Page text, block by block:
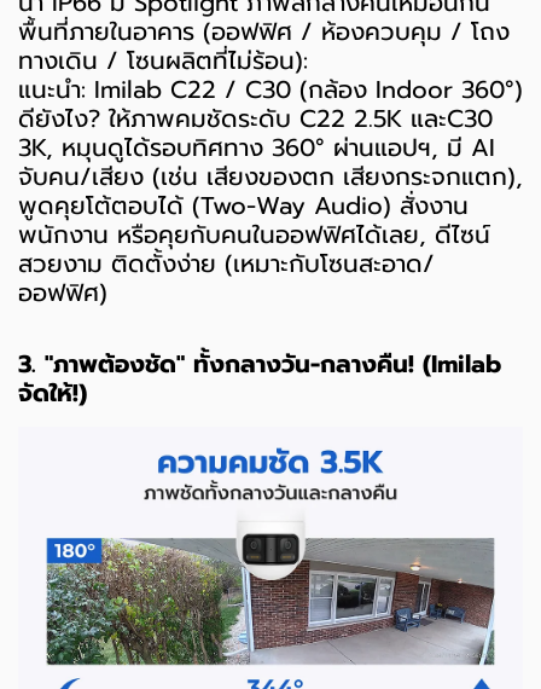
พื้นที่ภายในอาคาร (ออฟฟิศ / ห้องควบคุม / โถง
ทางเดิน / โซนผลิตที่ไม่ร้อน):
แนะนำ: Imilab C22 / C30 (กล้อง Indoor 360°)
ดียังไง? ให้ภาพคมชัดระดับ C22 2.5K และC30
3K, หมุนดูได้รอบทิศทาง 360° ผ่านแอปฯ, มี AI
จับคน/เสียง (เช่น เสียงของตก เสียงกระจกแตก),
พูดคุยโต้ตอบได้ (Two-Way Audio) สั่งงาน
พนักงาน หรือคุยกับคนในออฟฟิศได้เลย, ดีไซน์
สวยงาม ติดตั้งง่าย (เหมาะกับโซนสะอาด/
ออฟฟิศ)
3. "ภาพต้องชัด" ทั้งกลางวัน-กลางคืน! (Imilab
จัดให้!)